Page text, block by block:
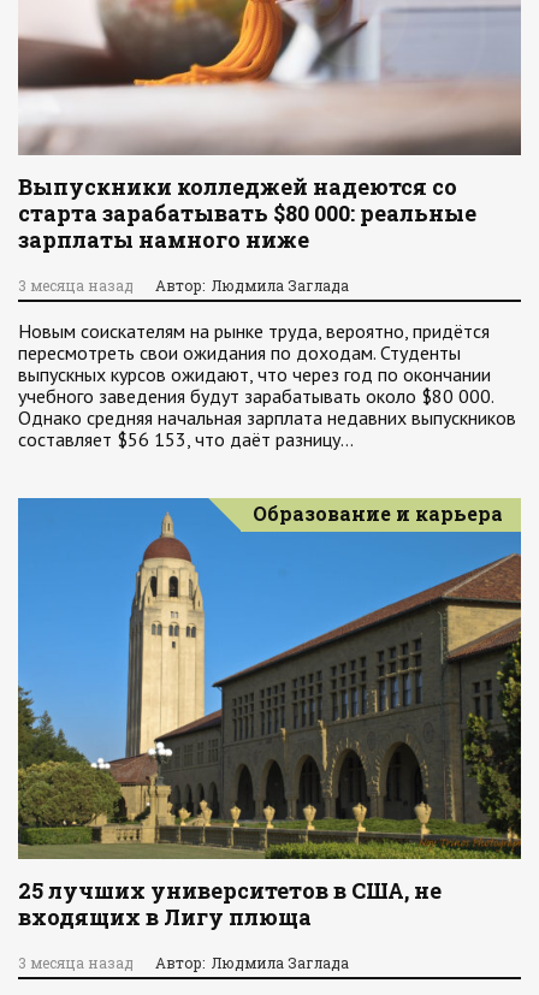
Выпускники колледжей надеются со
старта зарабатывать $80 000: реальные
зарплаты намного ниже
3 месяца назад Автор: Людмила Заглада
Новым соискателям на рынке труда, вероятно, придётся
пересмотреть свои ожидания по доходам. Студенты
выпускных курсов ожидают, что через год по окончании
учебного заведения будут зарабатывать около $80 000.
Однако средняя начальная зарплата недавних выпускников
составляет $56 153, что даёт разницу…
Образование и карьера
25 лучших университетов в США, не
входящих в Лигу плюща
3 месяца назад Автор: Людмила Заглада